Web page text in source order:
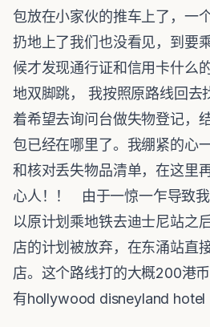
包放在小家伙的推车上了，一
扔地上了我们也没看见，到要
候才发现通行证和信用卡什么
地双脚跳， 我按照原路线回去
着希望去询问台做失物登记，
包已经在哪里了。我绷紧的心
和核对丢失物品清单，在这里
心人！！ 由于一惊一乍导致
以原计划乘地铁去迪士尼站之
店的计划被放弃，在东涌站直
店。这个路线打的大概200港
有hollywood disneyland hotel